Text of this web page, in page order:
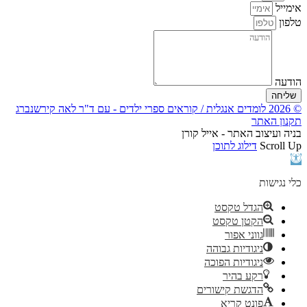
אימייל
טלפון
הודעה
שליחה
© 2026 לומדים אנגלית / קוראים ספרי ילדים - עם ד"ר לאה קירשנברג
תקנון האתר
בניה ועיצוב האתר - אייל קורן
Scroll Up דילוג לתוכן
פתח
נגישות
כלי נגישות
הגדל טקסט
הקטן טקסט
גווני אפור
ניגודיות גבוהה
ניגודיות הפוכה
רקע בהיר
הדגשת קישורים
פונט קריא